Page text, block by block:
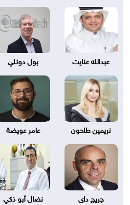
عبدالله عنايت بول دونلي
نريمين طاحون عامر عويضة
جريج داى نضال أبو ذكي